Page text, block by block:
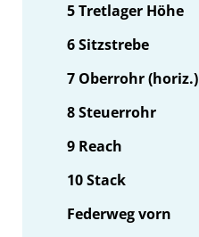
5 Tretlager Höhe
6 Sitzstrebe
7 Oberrohr (horiz.)
8 Steuerrohr
9 Reach
10 Stack
Federweg vorn